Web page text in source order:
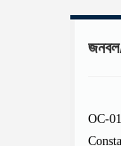
OC-